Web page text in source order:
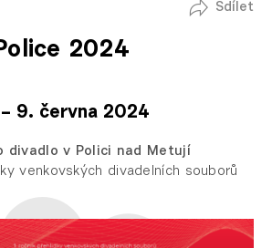
Sdílet
2024
9. června 2024
divadlo v Polici nad Metují
venkovských divadelních souborů